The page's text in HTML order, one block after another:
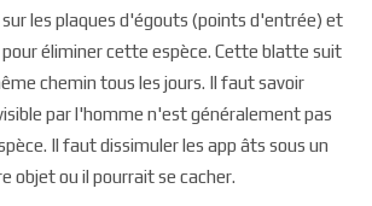
les plaques d'égouts (points d'entrée) et
pour éliminer cette espèce. Cette blatte suit
chemin tous les jours. Il faut savoir
par l'homme n'est généralement pas
Il faut dissimuler les app âts sous un
objet ou il pourrait se cacher.